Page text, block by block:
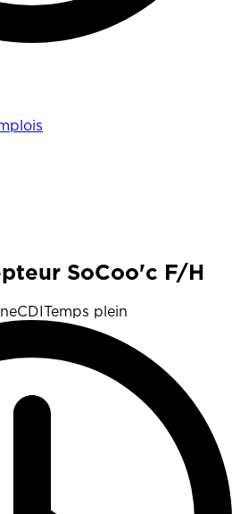
SoCoo'c F/H
CDI Temps plein